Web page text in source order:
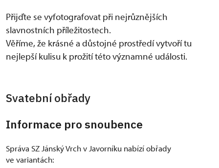
Přijďte se vyfotografovat při nejrůznějších
slavnostních příležitostech.
Věříme, že krásné a důstojné prostředí vytvoří tu
nejlepší kulisu k prožití této významné události.
Svatební obřady
Informace pro snoubence
Správa SZ Jánský Vrch v Javorníku nabízí obřady
ve variantách: